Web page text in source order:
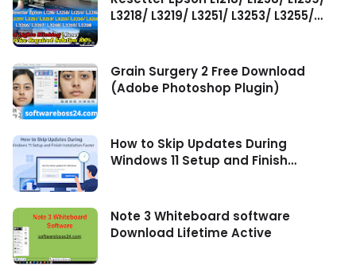
L3218/ L3219/ L3251/ L3253/ L3255/
Grain Surgery 2 Free Download
(Adobe Photoshop Plugin)
How to Skip Updates During
Windows 11 Setup and Finish
Note 3 Whiteboard software
Download Lifetime Active